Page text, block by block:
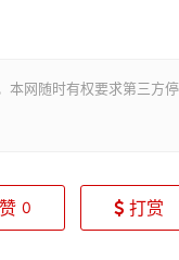
网随时有权要求第三方停
赞 0 打赏